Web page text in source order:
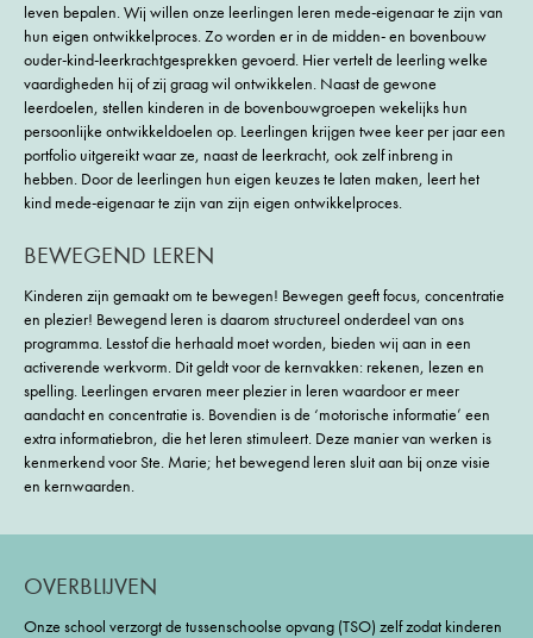
leven bepalen. Wij willen onze leerlingen leren mede-eigenaar te zijn van
hun eigen ontwikkelproces. Zo worden er in de midden- en bovenbouw
ouder-kind-leerkrachtgesprekken gevoerd. Hier vertelt de leerling welke
vaardigheden hij of zij graag wil ontwikkelen. Naast de gewone
leerdoelen, stellen kinderen in de bovenbouwgroepen wekelijks hun
persoonlijke ontwikkeldoelen op. Leerlingen krijgen twee keer per jaar een
portfolio uitgereikt waar ze, naast de leerkracht, ook zelf inbreng in
hebben. Door de leerlingen hun eigen keuzes te laten maken, leert het
kind mede-eigenaar te zijn van zijn eigen ontwikkelproces.
BEWEGEND LEREN
Kinderen zijn gemaakt om te bewegen! Bewegen geeft focus, concentratie
en plezier! Bewegend leren is daarom structureel onderdeel van ons
programma. Lesstof die herhaald moet worden, bieden wij aan in een
activerende werkvorm. Dit geldt voor de kernvakken: rekenen, lezen en
spelling. Leerlingen ervaren meer plezier in leren waardoor er meer
aandacht en concentratie is. Bovendien is de ‘motorische informatie’ een
extra informatiebron, die het leren stimuleert. Deze manier van werken is
kenmerkend voor Ste. Marie; het bewegend leren sluit aan bij onze visie
en kernwaarden.
OVERBLIJVEN
Onze school verzorgt de tussenschoolse opvang (TSO) zelf zodat kinderen